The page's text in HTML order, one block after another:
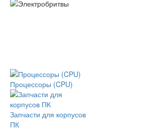
Процессоры (CPU)
Запчасти для корпусов
ПК